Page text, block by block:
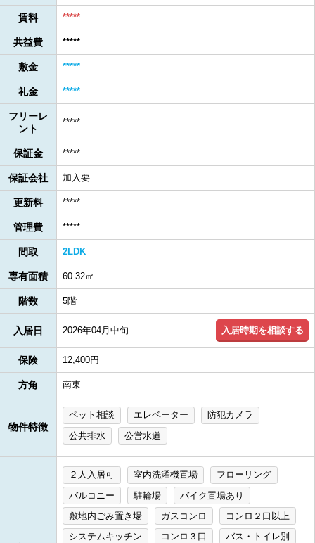
賃料 *****
共益費 *****
敷金 *****
礼金 *****
フリーレ
ント
*****
保証金 *****
保証会社 加入要
更新料 *****
管理費 *****
間取 2LDK
専有面積 60.32㎡
階数 5階
入居日 2026年04月中旬 入居時期を相談する
保険 12,400円
方角 南東
物件特徴
ペット相談 エレベーター
防犯カメラ
公共排水
公営水道
２人入居可 室内洗濯機置場
フローリング
バルコニー
駐輪場
バイク置場あり
敷地内ごみ置き場
ガスコンロ
コンロ２口以上
システムキッチン
コンロ３口 バス・トイレ別